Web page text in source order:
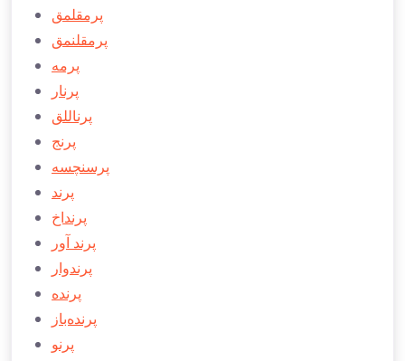
پرمقلمق
پرمقلنمق
پرمه
پرنار
پرناللق
پرنج
پرسنچسه
پرند
پرنداخ
پرند آور
پرندوار
پرنده
پرنده‌باز
پرنو